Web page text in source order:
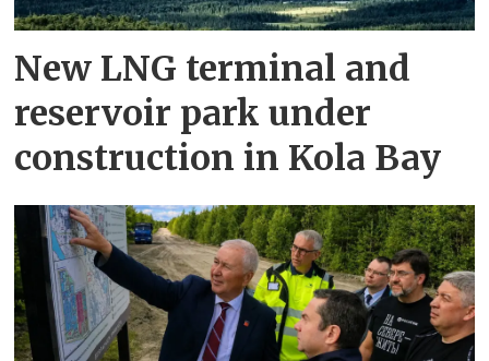
New LNG terminal and
reservoir park under
construction in Kola Bay